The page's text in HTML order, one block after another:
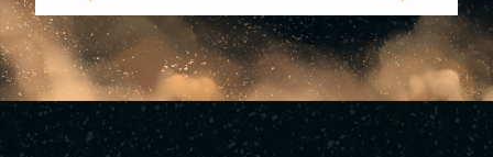
Rode sporen
Zwarte sporen
Groene
paden
Blauwe
sporen
Rode
sporen
Zwarte
sporen
Elite-
sporen